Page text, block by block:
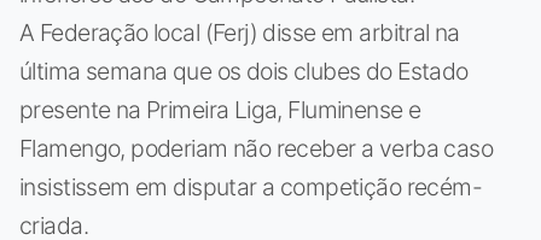
A Federação local (Ferj) disse em arbitral na
última semana que os dois clubes do Estado
presente na Primeira Liga, Fluminense e
Flamengo, poderiam não receber a verba caso
insistissem em disputar a competição recém-
criada.